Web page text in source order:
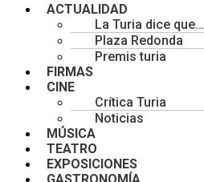
Menú
ACTUALIDAD
La Turia dice que…
Plaza Redonda
Premis turia
FIRMAS
CINE
Crítica Turia
Noticias
MÚSICA
TEATRO
EXPOSICIONES